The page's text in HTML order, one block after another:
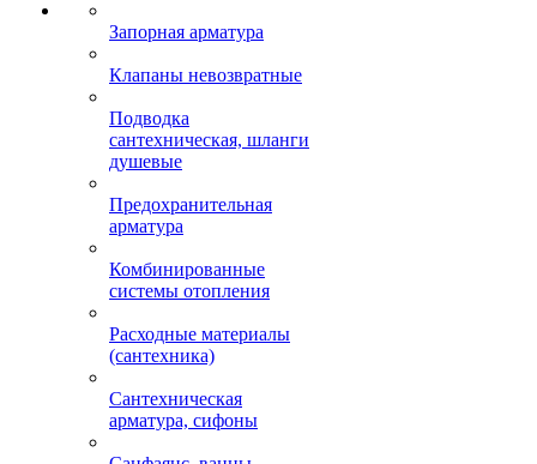
Запорная арматура
Клапаны невозвратные
Подводка
сантехническая, шланги
душевые
Предохранительная
арматура
Комбинированные
системы отопления
Расходные материалы
(сантехника)
Сантехническая
арматура, сифоны